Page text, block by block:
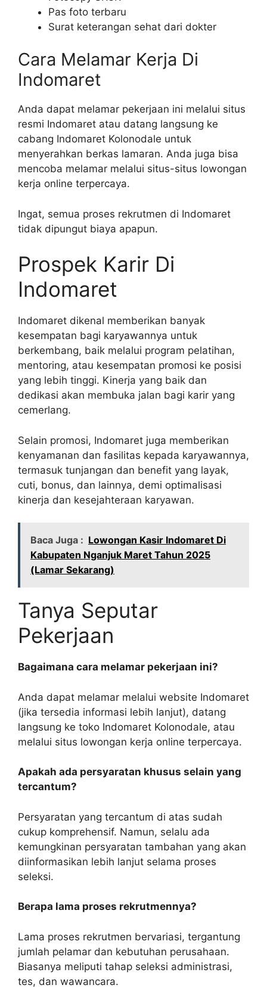
Pas foto terbaru
Surat keterangan sehat dari dokter
Cara Melamar Kerja Di
Indomaret
Anda dapat melamar pekerjaan ini melalui situs
resmi Indomaret atau datang langsung ke
cabang Indomaret Kolonodale untuk
menyerahkan berkas lamaran. Anda juga bisa
mencoba melamar melalui situs-situs lowongan
kerja online terpercaya.
Ingat, semua proses rekrutmen di Indomaret
tidak dipungut biaya apapun.
Prospek Karir Di
Indomaret
Indomaret dikenal memberikan banyak
kesempatan bagi karyawannya untuk
berkembang, baik melalui program pelatihan,
mentoring, atau kesempatan promosi ke posisi
yang lebih tinggi. Kinerja yang baik dan
dedikasi akan membuka jalan bagi karir yang
cemerlang.
Selain promosi, Indomaret juga memberikan
kenyamanan dan fasilitas kepada karyawannya,
termasuk tunjangan dan benefit yang layak,
cuti, bonus, dan lainnya, demi optimalisasi
kinerja dan kesejahteraan karyawan.
Baca Juga : Lowongan Kasir Indomaret Di
Kabupaten Nganjuk Maret Tahun 2025
(Lamar Sekarang)
Tanya Seputar
Pekerjaan
Bagaimana cara melamar pekerjaan ini?
Anda dapat melamar melalui website Indomaret
(jika tersedia informasi lebih lanjut), datang
langsung ke toko Indomaret Kolonodale, atau
melalui situs lowongan kerja online terpercaya.
Apakah ada persyaratan khusus selain yang
tercantum?
Persyaratan yang tercantum di atas sudah
cukup komprehensif. Namun, selalu ada
kemungkinan persyaratan tambahan yang akan
diinformasikan lebih lanjut selama proses
seleksi.
Berapa lama proses rekrutmennya?
Lama proses rekrutmen bervariasi, tergantung
jumlah pelamar dan kebutuhan perusahaan.
Biasanya meliputi tahap seleksi administrasi,
tes, dan wawancara.